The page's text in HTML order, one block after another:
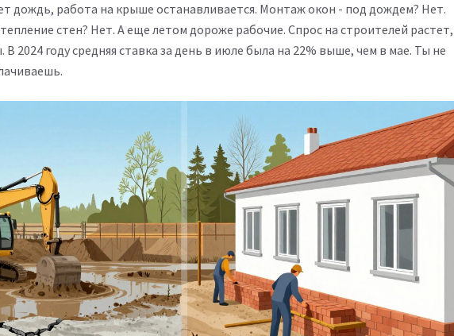
дождь, работа на крыше останавливается. Монтаж окон - под дождем? Нет.
стен? Нет. А еще летом дороже рабочие. Спрос на строителей растет,
2024 году средняя ставка за день в июле была на 22% выше, чем в мае. Ты не